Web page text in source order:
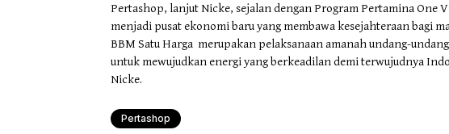
Pertashop, lanjut Nicke, sejalan dengan Program Pertamina One
menjadi pusat ekonomi baru yang membawa kesejahteraan bagi
BBM Satu Harga merupakan pelaksanaan amanah undang-
untuk mewujudkan energi yang berkeadilan demi terwujudnya
Nicke.
Pertashop